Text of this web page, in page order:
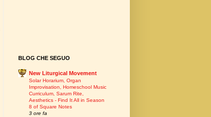
BLOG CHE SEGUO
New Liturgical Movement
Solar Horarium, Organ
Improvisation, Homeschool Music
Curriculum, Sarum Rite,
Aesthetics - Find It All in Season
8 of Square Notes
3 ore fa